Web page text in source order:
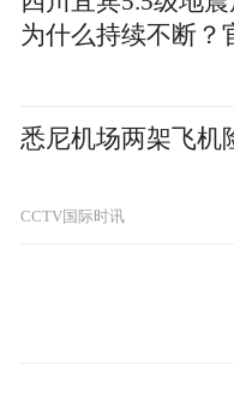
答了不少考生和家
接下来几天时间
术大学在江西有两
生，最低排名是
江西招收56名物
为什么持续不断？
悉尼机场两架飞机
CCTV国际时讯